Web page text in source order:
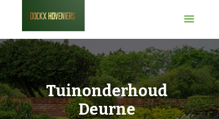
Tuinonderhoud
Deurne